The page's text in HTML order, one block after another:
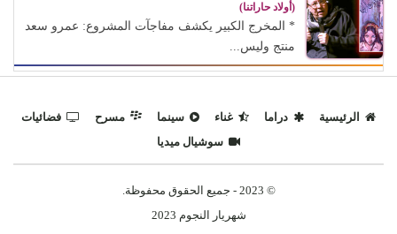
(أولاد حاراتنا)
* المخرج الكبير يكشف مفاجآت المشروع: عمرو سعد
منتج وليس...
الرئيسية دراما غناء سينما مسرح
فضائيات
سوشيال ميديا
© 2023 - جميع الحقوق محفوظة.
شهريار النجوم 2023